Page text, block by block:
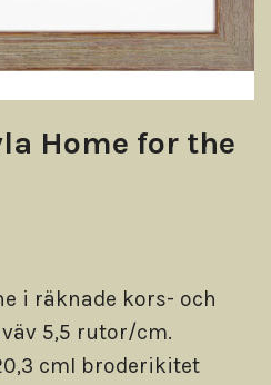
Home for the
i räknade kors- och
5,5 rutor/cm.
cmI broderikitet